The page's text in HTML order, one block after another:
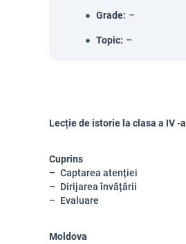
Grade: –
Topic: –
Lecție de istorie la clasa a IV -a
Cuprins
Captarea atenției
Dirijarea învățării
Evaluare
Moldova